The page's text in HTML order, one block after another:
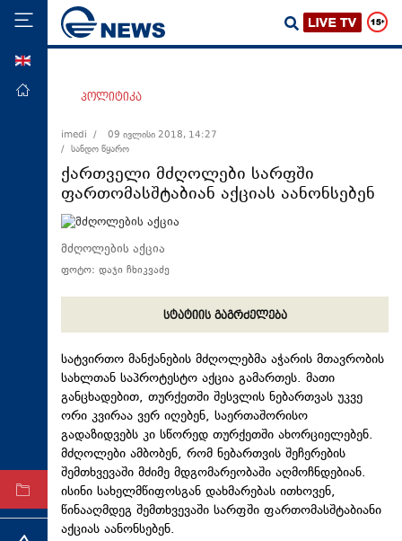
მთავარი
ეკონომიკა
მსოფლიო
სამართალი
თავდაცვა
კულტურა
ტექნოლოგიები
ტაბლოიდი
არქივი
პოლიტიკა
imedi /
09 ივლისი 2018, 14:27
/ სანდო წყარო
ქართველი მძღოლები სარფში
ფართომასშტაბიან აქციას აანონსებენ
მძღოლების აქცია
ფოტო: დაჯი ჩხიკვაძე
სტატიის გაგრძელება
სატვირთო მანქანების მძღოლებმა აჭარის მთავრობის
სახლთან საპროტესტო აქცია გამართეს. მათი
განცხადებით, თურქეთში შესვლის ნებართვას უკვე
ორი კვირაა ვერ იღებენ, საერთაშორისო
გადაზიდვებს კი სწორედ თურქეთში ახორციელებენ.
მძღოლები ამბობენ, რომ ნებართვის შეჩერების
შემთხვევაში მძიმე მდგომარეობაში აღმოჩნდებიან.
ისინი სახელმწიფოსგან დახმარებას ითხოვენ,
წინააღმდეგ შემთხვევაში სარფში ფართომასშტაბიანი
აქციას აანონსებენ.